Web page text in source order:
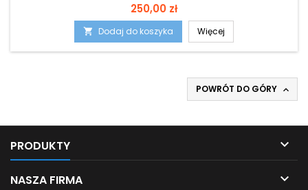
Cena
250,00 zł
 Dodaj do koszyka Więcej
POWRÓT DO GÓRY 
PRODUKTY 
NASZA FIRMA 